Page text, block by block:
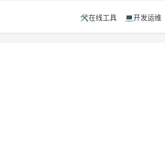
🛠️在线工具 💻开发运维